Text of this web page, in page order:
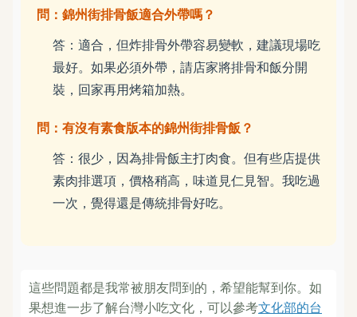
問：錦州街排骨飯適合外帶嗎？
答：適合，但炸排骨外帶容易變軟，建議現場吃
最好。如果必須外帶，請店家將排骨和飯分開
裝，回家再用烤箱加熱。
問：有沒有素食版本的錦州街排骨飯？
答：很少，因為排骨飯主打肉食。但有些店提供
素肉排選項，價格稍高，味道見仁見智。我吃過
一次，覺得還是傳統排骨好吃。
這些問題都是我常被朋友問到的，希望能幫到你。如
果想進一步了解台灣小吃文化，可以參考文化部的台